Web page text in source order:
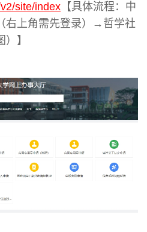
site/index 【具体流程：中
右上角需先登录）→哲学社
】